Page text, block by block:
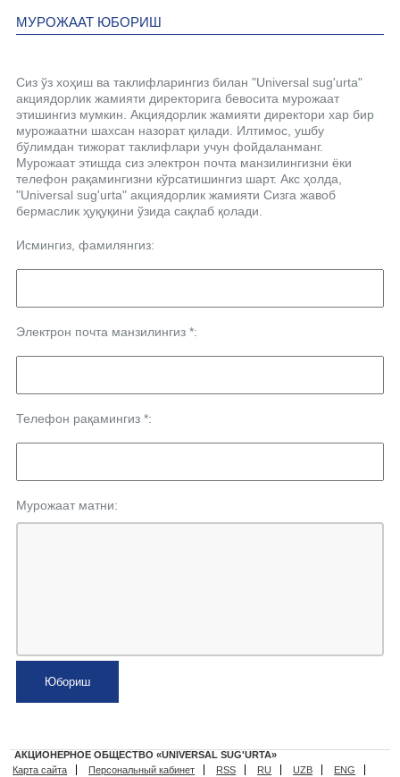
МУРОЖААТ ЮБОРИШ
Сиз ўз хоҳиш ва таклифларингиз билан "Universal sug'urta"
акциядорлик жамияти директорига бевосита мурожаат
этишингиз мумкин. Акциядорлик жамияти директори хар бир
мурожаатни шахсан назорат қилади. Илтимос, ушбу
бўлимдан тижорат таклифлари учун фойдаланманг.
Мурожаат этишда сиз электрон почта манзилингизни ёки
телефон рақамингизни кўрсатишингиз шарт. Акс ҳолда,
"Universal sug'urta" акциядорлик жамияти Сизга жавоб
бермаслик ҳуқуқини ўзида сақлаб қолади.
Исмингиз, фамилянгиз:
Электрон почта манзилингиз *:
Телефон рақамингиз *:
Мурожаат матни:
АКЦИОНЕРНОЕ ОБЩЕСТВО «UNIVERSAL SUG'URTA»
Карта сайта
Персональный кабинет RSS RU UZB ENG